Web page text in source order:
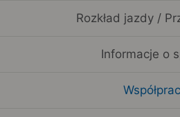
Rozkład jazdy /
Informacje o